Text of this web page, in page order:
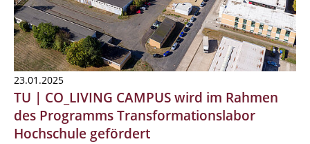
23.01.2025
TU | CO_LIVING CAMPUS wird im Rahmen
des Programms Transformationslabor
Hochschule gefördert